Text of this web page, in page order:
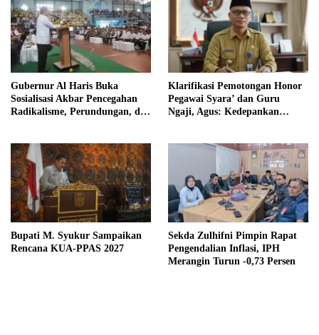
Gubernur Al Haris Buka
Sosialisasi Akbar Pencegahan
Radikalisme, Perundungan, dan
Klarifikasi Pemotongan Honor
Pegawai Syara’ dan Guru
Ngaji, Agus: Kedepankan
Bupati M. Syukur Sampaikan
Rencana KUA-PPAS 2027
Sekda Zulhifni Pimpin Rapat
Pengendalian Inflasi, IPH
Merangin Turun -0,73 Persen